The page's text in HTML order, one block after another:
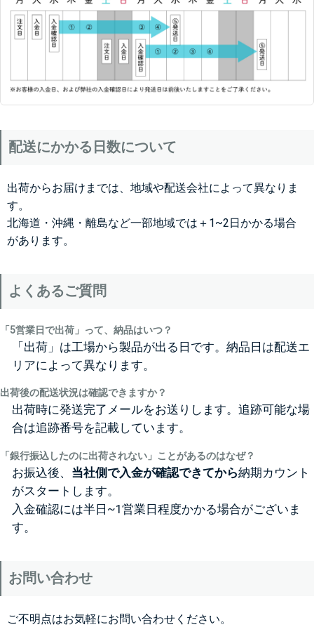
配送にかかる日数について
出荷からお届けまでは、地域や配送会社によって異なりま
す。
北海道・沖縄・離島など一部地域では＋1~2日かかる場合
があります。
よくあるご質問
「5営業日で出荷」って、納品はいつ？
「出荷」は工場から製品が出る日です。納品日は配送エ
リアによって異なります。
出荷後の配送状況は確認できますか？
出荷時に発送完了メールをお送りします。追跡可能な場
合は追跡番号を記載しています。
「銀行振込したのに出荷されない」ことがあるのはなぜ？
お振込後、 当社側で入金が確認できてから納期カウント
がスタートします。
入金確認には半日~1営業日程度かかる場合がございま
す。
お問い合わせ
ご不明点はお気軽にお問い合わせください。